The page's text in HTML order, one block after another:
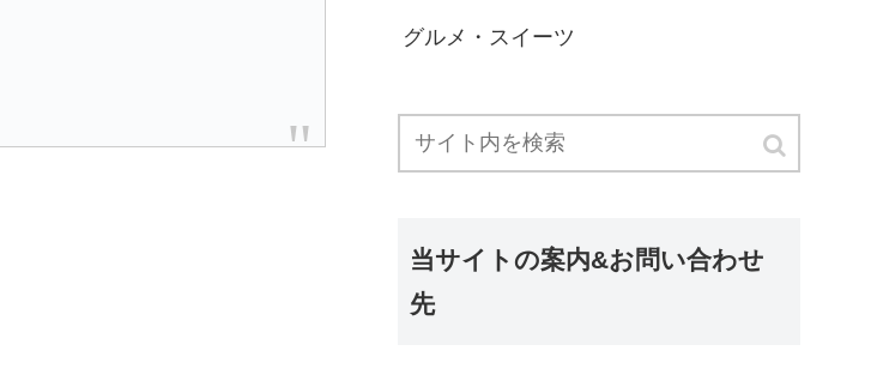
グルメ・スイーツ
当サイトの案内&お問い合わせ
先